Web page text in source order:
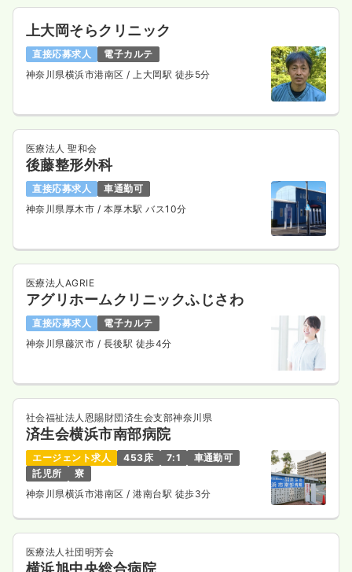
上大岡そらクリニック
直接応募求人
電子カルテ
神奈川県横浜市港南区 / 上大岡駅 徒歩5分
医療法人 聖和会
後藤整形外科
直接応募求人
車通勤可
神奈川県厚木市 / 本厚木駅 バス10分
医療法人AGRIE
アグリホームクリニックふじさわ
直接応募求人
電子カルテ
神奈川県藤沢市 / 長後駅 徒歩4分
社会福祉法人恩賜財団済生会支部神奈川県
済生会横浜市南部病院
エージェント求人 453床 7:1
車通勤可
託児所
寮
神奈川県横浜市港南区/ 港南台駅 徒歩3分
医療法人社団明芳会
横浜旭中央総合病院